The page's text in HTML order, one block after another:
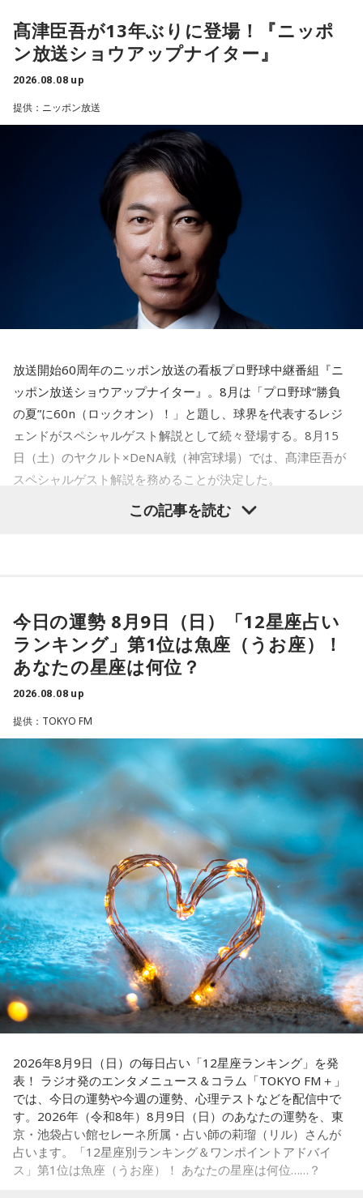
番組Webサイト： https://jfn-pods.com/program/27400
音声コンテンツプラットフォーム「JFN Pods」ではスペシャ
ル音声も配信中！
ました。
それは何でしたか？次の中から近いものを1つ選んでくださ
1． 鳩のぬいぐるみ
2． パスポートなどの身分証
3． 買ったばかりの乾電池
この心理テストでわかることは、追い詰められた時に出る、
あなたの「究極の裏の顔」です。
とっさに握りしめたものは、あなたが窮地で無意識に守ろう
とする「本当に大切なもの」を暗示しています。冷静ではい
られない極限の場面でこそ、普段は隠れているあなたの本性
鳩のぬいぐるみは「愛情」を暗示しています。あなたは追い
詰められても、自分より大切な誰かを思い浮かべる、利他的
なタイプ。窮地でこそ人にやさしくできる、あたたかい心の
持ち主です。ただ、自分を後回しにしすぎないよう気をつけ
てください。
2．身分証……本性は「したたかな悪魔」
窮地に立たされると、何よりまず自分を守り抜く、利己的な
乾電池は「内に秘めたエネルギー」を暗示しています。あな
たは追い詰められると、理屈より先に、その時の衝動でとっ
さに動く本能タイプ。ある意味では、いちばん人間らしいか
もしれません。勢いが吉と出ることも多いですが、一呼吸置
いて考える癖もつけてみて。
4．懐中電灯……本性は「冷静な神様!?」
懐中電灯は「今後の見通し」を暗示しています。あなたは極
限の場面でもパニックにならず、状況を一歩引いて見極める
冷静沈着なタイプ。感情に飲まれず、俯瞰して考えられるタ
イプです。ただ、いつも冷静すぎると近寄りがたく見られる
こともあるので、時には素直になってみましょう。
天使も悪魔も、どちらもあなたの一部。自分の中の両方を知
っておくことが、いざという時の本当の強さになるのかもし
れません。
■監修者プロフィール：蝶ちょ（ちょうちょ）
池袋占い館セレーネ所属。電話占いメルにも出演。第六感で
人の想いを捉える羅針盤ヒーラー。霊感タロット、四柱推
命、宿曜占星術でオーダーメイドの鑑定を手掛ける。転職、
結婚、離別など多くの経験から、今どう動くべきか悩む人に
Webサイト：https://selene-uranai.com/
YouTube： https://www.youtube.com/@ataru-uranai
髙津臣吾が13年ぶりに登場！『ニッポ
ン放送ショウアップナイター』
2026.08.08 up
提供：ニッポン放送
放送開始60周年のニッポン放送の看板プロ野球中継番組『ニ
ッポン放送ショウアップナイター』。8月は「プロ野球“勝負
の夏”に60n（ロックオン）！」と題し、球界を代表するレジ
ェンドがスペシャルゲスト解説として続々登場する。8月15
日（土）のヤクルト×DeNA戦（神宮球場）では、髙津臣吾が
スペシャルゲスト解説を務めることが決定した。
シーズン、ヤクルトの監督を務め、前年最下位からの日本
一、球団初のリーグ連覇を成し遂げた。
選手としても指揮官としてもヤクルトが誇る球界のレジェン
ドといえる髙津が8月15日（土）に神宮球場で行われる「ヤ
クルト×DeNA」に『ニッポン放送ショウアップナイター』の
スペシャルゲスト解説として登場する。現役時代は『ニッポ
ン放送ショウアップナイター』の事前情報番組でレギュラー
出演コーナーを持つなど、ニッポン放送リスナーにはお馴染
みの髙津だが、『ニッポン放送ショウアップナイター』で解
説を務めるのは2013年以来、13年ぶりとなる。
ペナントレースも終盤に差し掛かり、古巣・ヤクルトにとっ
て勝負の夏となる神宮球場の一戦での髙津氏ならではの視点
に注目が集まる。
『ニッポン放送ショウアップナイター』では、今後も60周年
のアニバーサリーイヤーにふさわしい球界のレジェンドたち
がスペシャルゲスト解説者として登場する。さらに、リスナ
ーにとって嬉しい夏の味覚や現金が当たるプレゼント企画も
実施する。
■髙津臣吾 コメント
「ショウアップナイター」をお聴きの皆さま、ご無沙汰して
この記事を読む
今日の運勢 8月9日（日）「12星座占い
ランキング」第1位は魚座（うお座）！
あなたの星座は何位？
2026.08.08 up
提供：TOKYO FM
2026年8月9日（日）の毎日占い「12星座ランキング」を発
表！ ラジオ発のエンタメニュース＆コラム「TOKYO FM＋」
では、今日の運勢や今週の運勢、心理テストなどを配信中で
す。2026年（令和8年）8月9日（日）のあなたの運勢を、東
京・池袋占い館セレーネ所属・占い師の莉瑠（リル）さんが
占います。「12星座別ランキング＆ワンポイントアドバイ
ス」第1位は魚座（うお座）！ あなたの星座は何位……？